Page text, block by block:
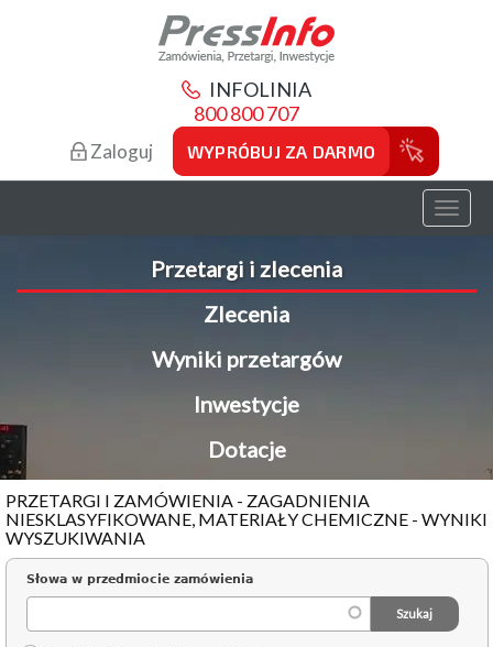
INFOLINIA
800 800 707
Zaloguj WYPRÓBUJ ZA DARMO
Toggle
Przetargi i zlecenia
Zlecenia
Wyniki przetargów
Inwestycje
Dotacje
PRZETARGI I ZAMÓWIENIA - ZAGADNIENIA
NIESKLASYFIKOWANE, MATERIAŁY CHEMICZNE - WYNIKI
WYSZUKIWANIA
Słowa w przedmiocie zamówienia